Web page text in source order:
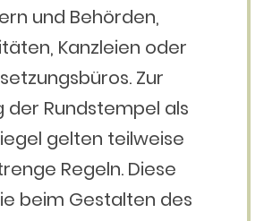
und Behörden,
Kanzleien oder
Zur
der Rundstempel als
gelten teilweise
Regeln. Diese
beim Gestalten des